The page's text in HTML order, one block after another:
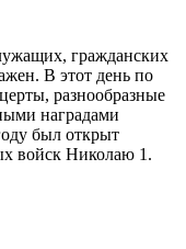
гражданских
В этот день по
разнообразные
наградами
был открыт
войск Николаю 1.